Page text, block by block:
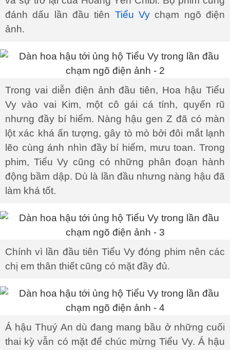
đánh dấu lần đầu tiên Tiểu Vy chạm ngõ điện
ảnh.
Trong vai diễn điện ảnh đầu tiên, Hoa hậu Tiểu
Vy vào vai Kim, một cô gái cá tính, quyến rũ
nhưng đầy bí hiểm. Nàng hậu gen Z đã có màn
lột xác khá ấn tượng, gây tò mò bởi đôi mắt lạnh
lẽo cùng ánh nhìn đầy bí hiểm, mưu toan. Trong
phim, Tiểu Vy cũng có những phân đoạn hành
động bầm dập. Dù là lần đầu nhưng nàng hậu đã
làm khá tốt.
Chính vì lần đầu tiên Tiểu Vy đóng phim nên các
chị em thân thiết cũng có mặt đầy đủ.
Á hậu Thuý An dù đang mang bầu ở những cuối
thai kỳ vẫn có mặt để chúc mừng Tiểu Vy. Á hậu